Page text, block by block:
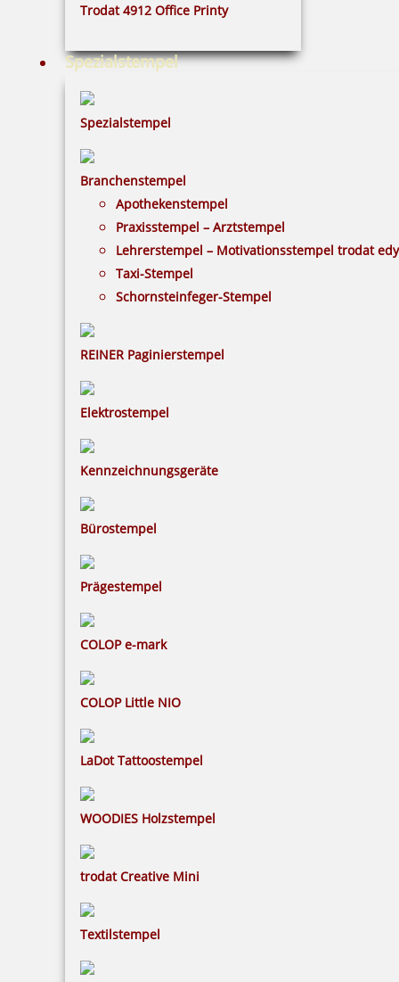
Trodat 4912 Office Printy
Spezialstempel
Spezialstempel
Branchenstempel
Apothekenstempel
Praxisstempel – Arztstempel
Lehrerstempel – Motivationsstempel trodat
Taxi-Stempel
Schornsteinfeger-Stempel
REINER Paginierstempel
Elektrostempel
Kennzeichnungsgeräte
Bürostempel
Prägestempel
COLOP e-mark
COLOP Little NIO
LaDot Tattoostempel
WOODIES Holzstempel
trodat Creative Mini
Textilstempel